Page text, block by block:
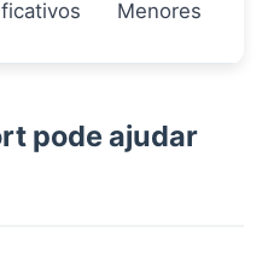
Menores
pode ajudar